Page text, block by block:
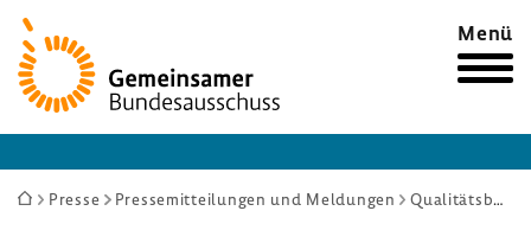
Zur
Startseite
Menü
Sie Presse Pressemitteilungen und Meldungen Qualitätsbericht der Krankenhäuser: Angepasste Datensatzbeschreibung für das Berichtsjahr 2014 verfügbar